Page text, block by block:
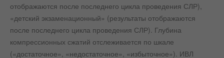
отображаются после последнего цикла проведения СЛР),
«детский экзаменационный» (результаты отображаются
после последнего цикла проведения СЛР). Глубина
компрессионных сжатий отслеживается по шкале
(«достаточное», «недостаточное», «избыточное»). ИВЛ